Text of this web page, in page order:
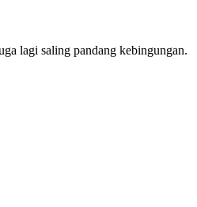
lagi saling pandang kebingungan.